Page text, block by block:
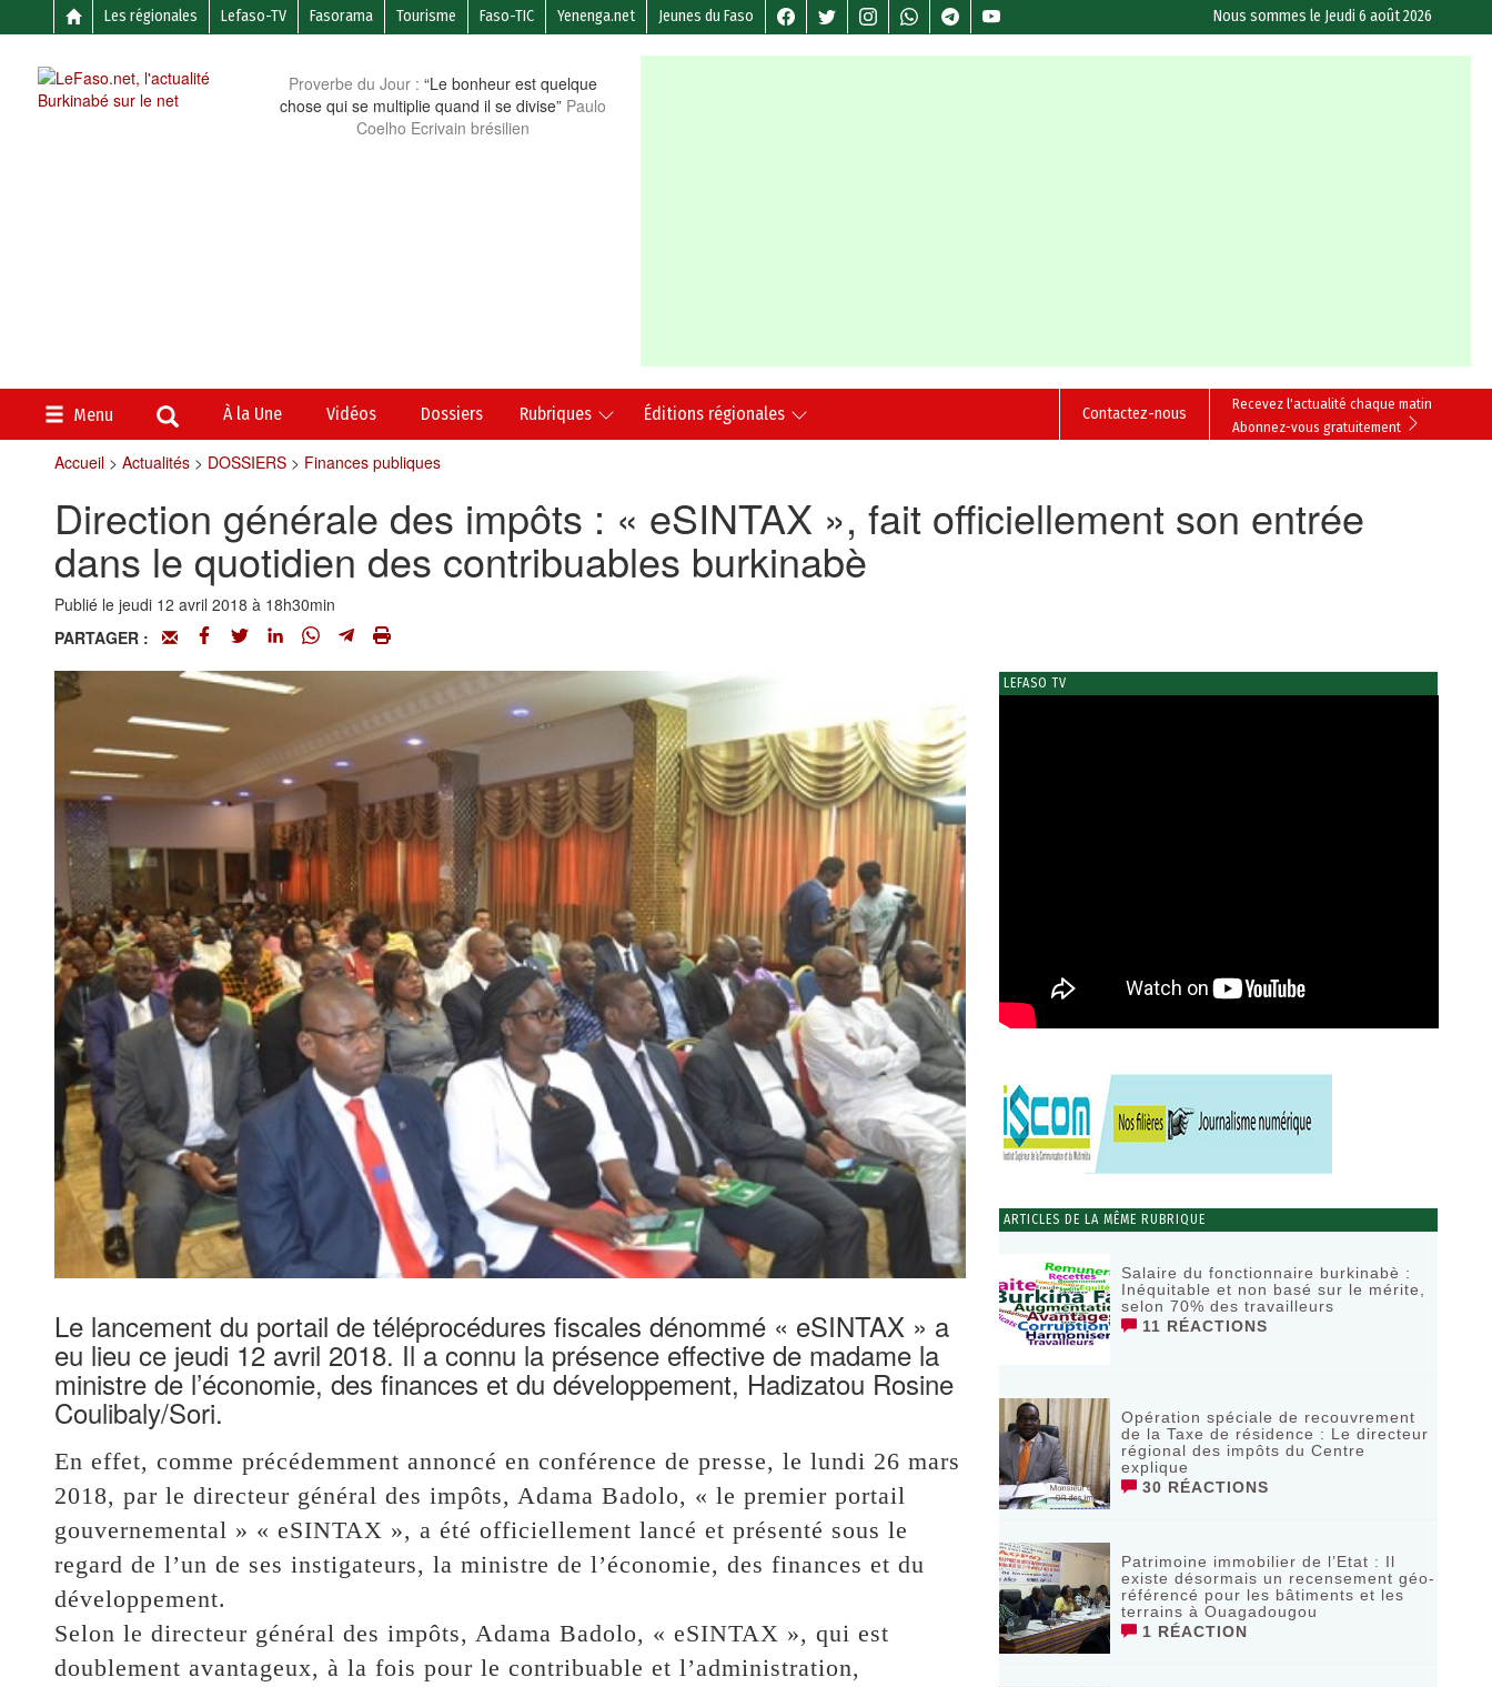
Les régionales Lefaso-TV Fasorama Tourisme Faso-TIC Yenenga.net Jeunes du Faso Nous sommes le Jeudi 6 août 2026
Proverbe du Jour : “Le bonheur est quelque
chose qui se multiplie quand il se divise” Paulo
Coelho Ecrivain brésilien
Menu À la Une Vidéos Dossiers Rubriques Éditions régionales
Recevez l'actualité chaque matin
Abonnez-vous gratuitement
Contactez-nous
Accueil> Actualités> DOSSIERS> Finances publiques
Direction générale des impôts : « eSINTAX », fait officiellement son entrée
dans le quotidien des contribuables burkinabè
Publié le jeudi 12 avril 2018 à 18h30min
PARTAGER :
Le lancement du portail de téléprocédures fiscales dénommé « eSINTAX » a
eu lieu ce jeudi 12 avril 2018. Il a connu la présence effective de madame la
ministre de l’économie, des finances et du développement, Hadizatou Rosine
Coulibaly/Sori.
En effet, comme précédemment annoncé en conférence de presse, le lundi 26 mars
2018, par le directeur général des impôts, Adama Badolo, « le premier portail
gouvernemental » « eSINTAX », a été officiellement lancé et présenté sous le
regard de l’un de ses instigateurs, la ministre de l’économie, des finances et du
développement.
Selon le directeur général des impôts, Adama Badolo, « eSINTAX », qui est
doublement avantageux, à la fois pour le contribuable et l’administration,
LEFASO TV
ARTICLES DE LA MÊME RUBRIQUE
Salaire du fonctionnaire burkinabè :
Inéquitable et non basé sur le mérite,
selon 70% des travailleurs
11 RÉACTIONS
Opération spéciale de recouvrement
de la Taxe de résidence : Le directeur
régional des impôts du Centre
explique
30 RÉACTIONS
Patrimoine immobilier de l’Etat : Il
existe désormais un recensement géo-
référencé pour les bâtiments et les
terrains à Ouagadougou
1 RÉACTION